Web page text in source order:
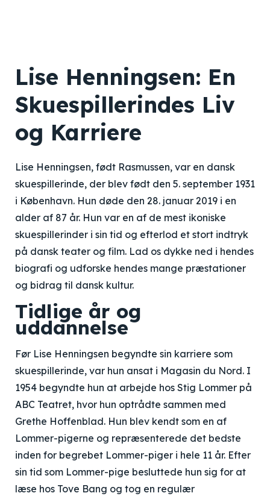
Lise Henningsen: En
Skuespillerindes Liv
og Karriere
Lise Henningsen, født Rasmussen, var en dansk
skuespillerinde, der blev født den 5. september 1931
i København. Hun døde den 28. januar 2019 i en
alder af 87 år. Hun var en af de mest ikoniske
skuespillerinder i sin tid og efterlod et stort indtryk
på dansk teater og film. Lad os dykke ned i hendes
biografi og udforske hendes mange præstationer
og bidrag til dansk kultur.
Tidlige år og
uddannelse
Før Lise Henningsen begyndte sin karriere som
skuespillerinde, var hun ansat i Magasin du Nord. I
1954 begyndte hun at arbejde hos Stig Lommer på
ABC Teatret, hvor hun optrådte sammen med
Grethe Hoffenblad. Hun blev kendt som en af
Lommer-pigerne og repræsenterede det bedste
inden for begrebet Lommer-piger i hele 11 år. Efter
sin tid som Lommer-pige besluttede hun sig for at
læse hos Tove Bang og tog en regulær